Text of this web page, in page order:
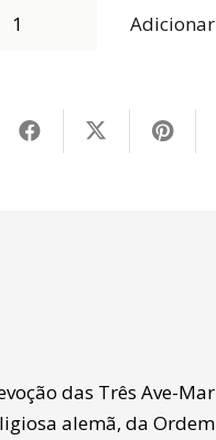
Adicionar
das Três Ave-
alemã, da